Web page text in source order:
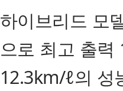
하이브리드 모
으로 최고 출력
12.3km/ℓ의 성